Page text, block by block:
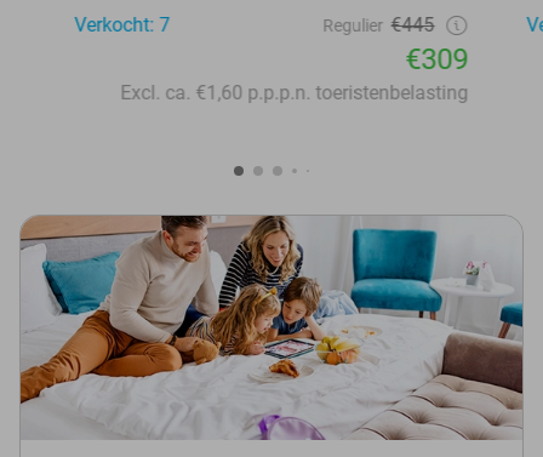
Verkocht: 7
Regulier €445
€309
Excl. ca. €1,60 p.p.p.n. toeristenbelasting